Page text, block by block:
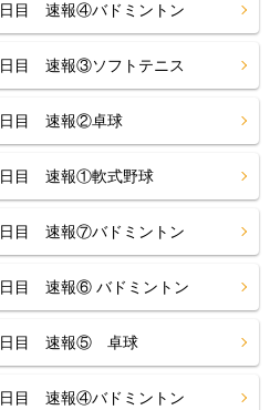
日目 速報④バドミントン
日目 速報③ソフトテニス
日目 速報②卓球
日目 速報①軟式野球
日目 速報⑦バドミントン
日目 速報⑥ バドミントン
日目 速報⑤ 卓球
日目 速報④バドミントン